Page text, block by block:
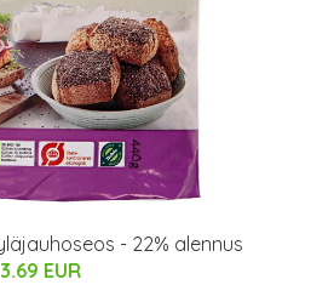
- 22% alennus
3.69 EUR